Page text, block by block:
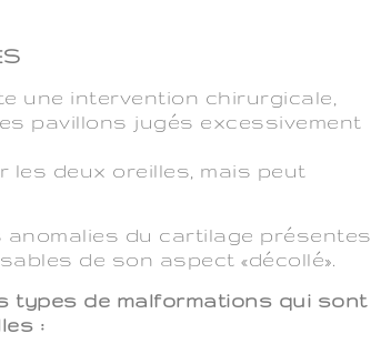
une intervention chirurgicale,
pavillons jugés excessivement
les deux oreilles, mais peut
du cartilage présentes
de son aspect «décollé».
types de malformations qui sont
: